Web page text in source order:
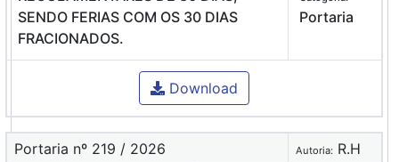
SENDO FERIAS COM OS 30 DIAS
FRACIONADOS.
Portaria
Download
Portaria nº 219 / 2026 Autoria: R.H